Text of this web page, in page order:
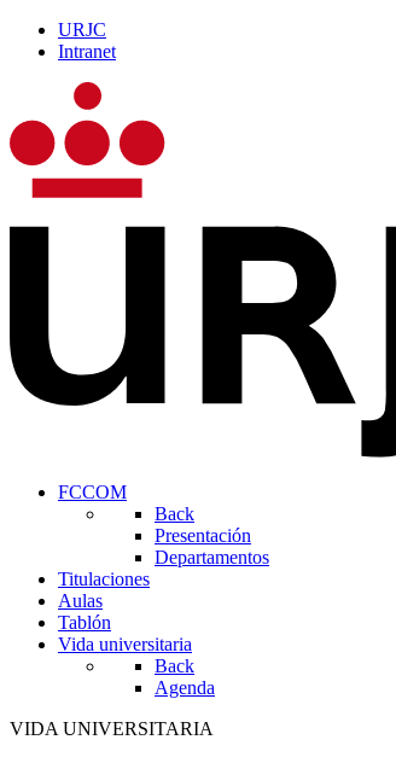
URJC
Intranet
FCCOM
Back
Presentación
Departamentos
Titulaciones
Aulas
Tablón
Vida universitaria
Back
Agenda
VIDA UNIVERSITARIA